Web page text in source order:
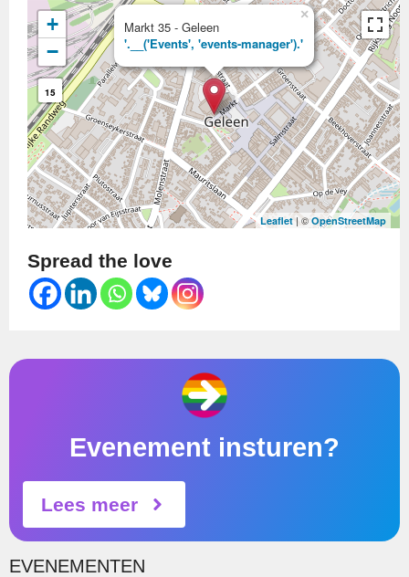
Markt 35 - Geleen
'.__('Events', 'events-manager').'
×
+
−
15
Leaflet | © OpenStreetMap
Spread the love
Evenement insturen?
Lees meer
EVENEMENTEN